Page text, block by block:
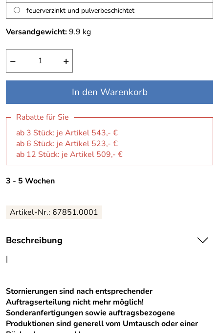
feuerverzinkt und pulverbeschichtet
Versandgewicht:9.9 kg
− +
In den Warenkorb
Rabatte für Sie
ab 3 Stück: je Artikel 543,- €
ab 6 Stück: je Artikel 523,- €
ab 12 Stück: je Artikel 509,- €
3 - 5 Wochen
Artikel-Nr.: 67851.0001
Beschreibung
|
Stornierungen sind nach entsprechender
Auftragserteilung nicht mehr möglich!
Sonderanfertigungen sowie auftragsbezogene
Produktionen sind generell vom Umtausch oder einer